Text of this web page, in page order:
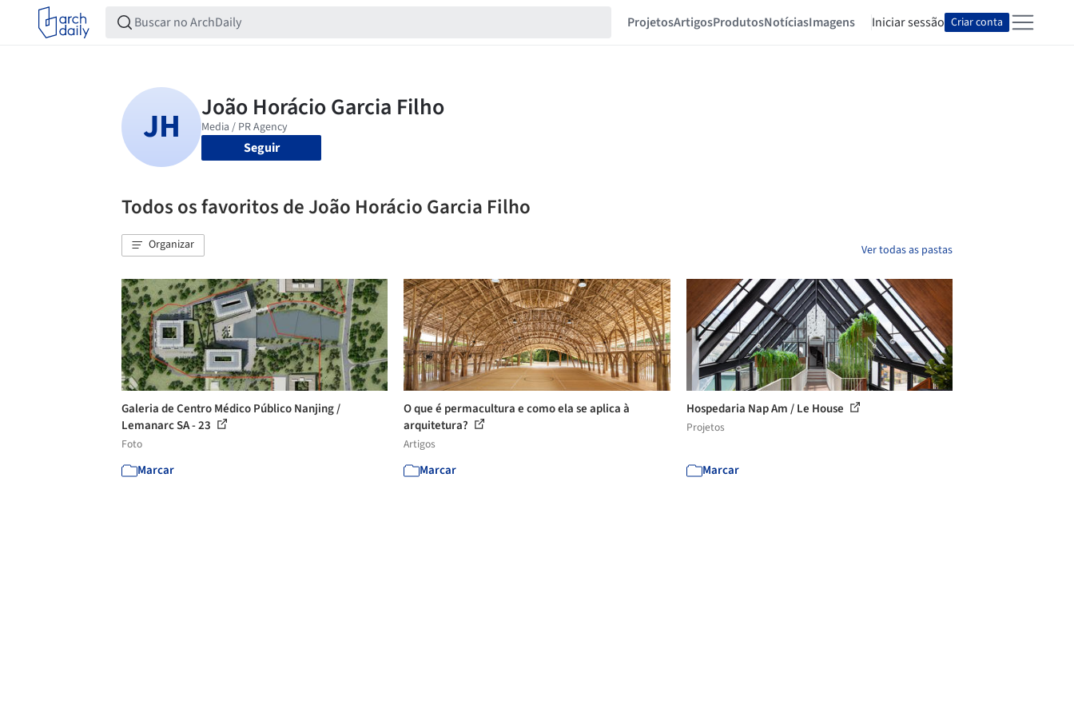
ProjetosArtigosProdutosNotíciasImagens Iniciar sessão Criar conta
Seguir
Todos os favoritos de João Horácio Garcia Filho
Organizar Ver todas as pastas
Galeria de Centro Médico Público Nanjing /
Lemanarc SA - 23
Foto
Marcar
O que é permacultura e como ela se aplica à
arquitetura?
Artigos
Marcar
Hospedaria Nap Am / Le House
Projetos
Marcar